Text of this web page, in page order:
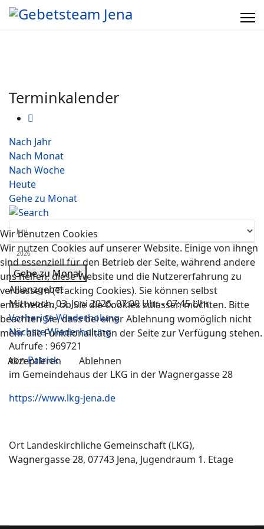
Terminkalender
Nach Jahr
Nach Monat
Nach Woche
Heute
Gehe zu Monat
Gehe zu Monat
Allianzgebet
Mittwoch, 03. Juni 2026, 07:00 Uhr - 07:45 Uhr
Vorherige Wiederholung
Nächste Wiederholung
Aufrufe : 969721
vonPatrick
im Gemeindehaus der LKG in der Wagnergasse 28
https://www.lkg-jena.de
Ort Landeskirchliche Gemeinschaft (LKG),
Wagnergasse 28, 07743 Jena, Jugendraum 1. Etage
Wir benutzen Cookies
Wir nutzen Cookies auf unserer Website. Einige von ihnen
sind essenziell für den Betrieb der Seite, während andere
uns helfen, diese Website und die Nutzererfahrung zu
verbessern (Tracking Cookies). Sie können selbst
entscheiden, ob Sie die Cookies zulassen möchten. Bitte
beachten Sie, dass bei einer Ablehnung womöglich nicht
mehr alle Funktionalitäten der Seite zur Verfügung stehen.
Akzeptieren Ablehnen